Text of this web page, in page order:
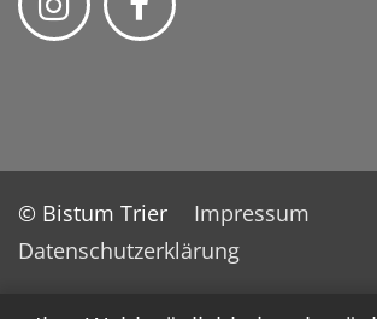
© Bistum Trier
Impressum
Datenschutzerklärung